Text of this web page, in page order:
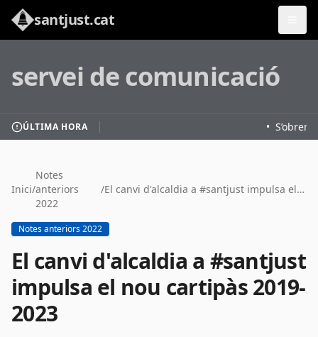
santjust.cat
servei de comunicació
ÚLTIMA HORA S’obren
Inici/
Notes
anteriors
2022
/ El canvi d'alcaldia a #santjust impulsa el nou cartipàs 2019-2023
Notes anteriors 2022
El canvi d'alcaldia a #santjust
impulsa el nou cartipàs 2019-
2023